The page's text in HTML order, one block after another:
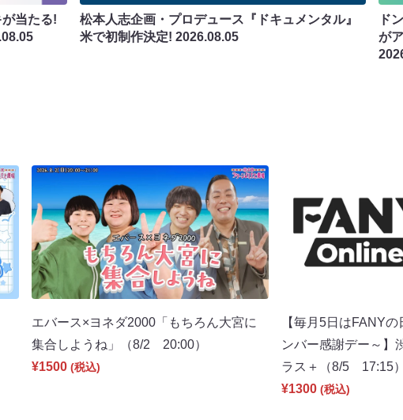
当たる!
松本人志企画・プロデュース『ドキュメンタル』
米で初制作決定!2026.08.05
ド
が
エバース×ヨネダ2000「もちろん大宮に
集合しようね」（8/2 20:00）
¥1500 (税込)
【毎月5日はFANY
ンバー感謝デー～】
ラス＋（8/5 17:15）
¥1300 (税込)